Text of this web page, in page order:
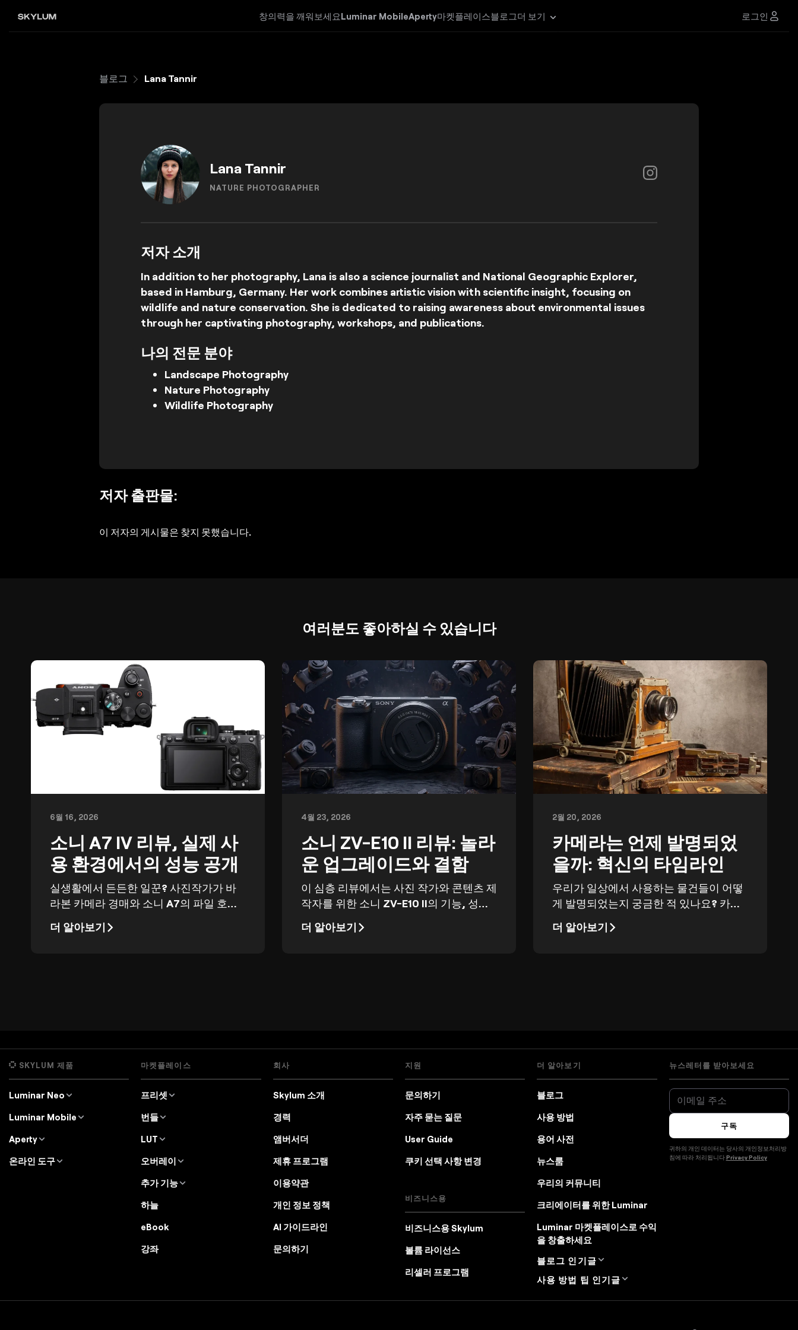
창의력을 깨워보세요Luminar MobileAperty마켓플레이스블로그더 보기 로그인
블로그 Lana Tannir
Lana Tannir
NATURE PHOTOGRAPHER
저자 소개
In addition to her photography, Lana is also a science journalist and National Geographic Explorer,
based in Hamburg, Germany. Her work combines artistic vision with scientific insight, focusing on
wildlife and nature conservation. She is dedicated to raising awareness about environmental issues
through her captivating photography, workshops, and publications.
나의 전문 분야
Landscape Photography
Nature Photography
Wildlife Photography
저자 출판물:
이 저자의 게시물은 찾지 못했습니다.
여러분도 좋아하실 수 있습니다
6월 16, 2026
소니 A7 IV 리뷰, 실제 사
용 환경에서의 성능 공개
실생활에서 든든한 일꾼? 사진작가가 바
라본 카메라 경매와 소니 A7의 파일 호환
더 알아보기
4월 23, 2026
소니 ZV-E10 II 리뷰: 놀라
운 업그레이드와 결함
이 심층 리뷰에서는 사진 작가와 콘텐츠 제
작자를 위한 소니 ZV-E10 II의 기능, 성능,
더 알아보기
2월 20, 2026
카메라는 언제 발명되었
을까: 혁신의 타임라인
우리가 일상에서 사용하는 물건들이 어떻
게 발명되었는지 궁금한 적 있나요? 카메
요한 기기입니다. 이 글에서는 현대 카메
더 알아보기
SKYLUM 제품
Luminar Neo
기능
전문가 도구
Luminar Mobile
iPhone용 Luminar
Aperty
개요
온라인 도구
마켓플레이스
프리셋
Luminar Neo 프리셋
번들
LUT
Luminar Neo LUT
오버레이
텍스처
배경
추가 기능
다른 소프트웨어
하늘
eBook
강좌
회사
Skylum 소개
경력
앰버서더
제휴 프로그램
이용약관
개인 정보 정책
AI 가이드라인
문의하기
지원
문의하기
자주 묻는 질문
User Guide
쿠키 선택 사항 변경
비즈니스용
비즈니스용 Skylum
볼륨 라이선스
리셀러 프로그램
더 알아보기
블로그
사용 방법
용어 사전
뉴스룸
우리의 커뮤니티
크리에이터를 위한 Luminar
Luminar 마켓플레이스로 수익
을 창출하세요
블로그 인기글
Manual Mode in
사용 방법 팁 인기글
디지털 카메라 사진을 휴대폰
뉴스레터를 받아보세요
구독
귀하의 개인 데이터는 당사의 개인정보처리방
침에 따라 처리됩니다Privacy Policy